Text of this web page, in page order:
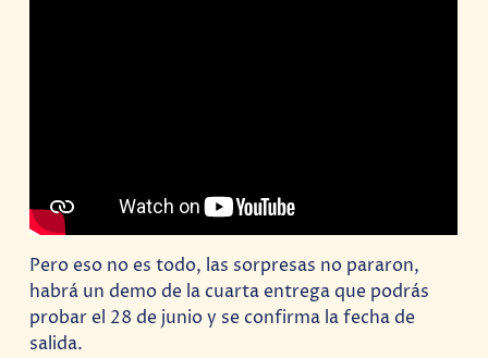
Pero eso no es todo, las sorpresas no pararon,
habrá un demo de la cuarta entrega que podrás
probar el 28 de junio y se confirma la fecha de
salida.